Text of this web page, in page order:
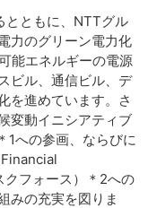
とともに、NTTグル
力のグリーン電力化
能エネルギーの電源
ビル、通信ビル、デ
を進めています。さ
変動イニシアティブ
への参画、ならびに
フォース）＊2への
みの充実を図りま